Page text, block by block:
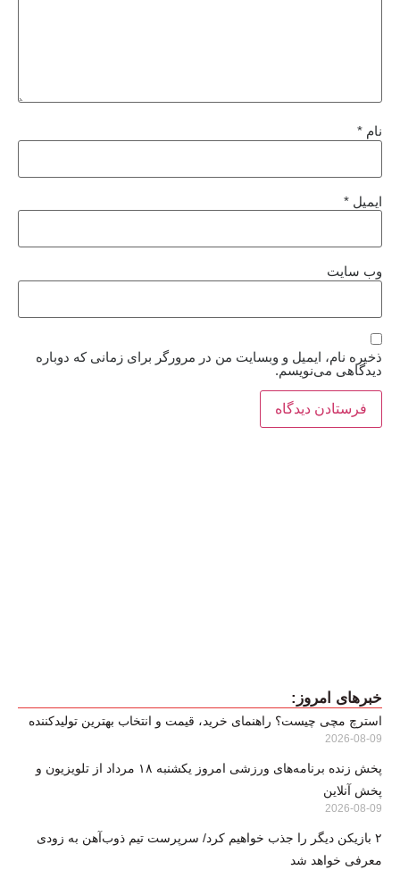
نام *
ایمیل *
وب‌ سایت
ذخیره نام، ایمیل و وبسایت من در مرورگر برای زمانی که دوباره
دیدگاهی می‌نویسم.
خبرهای امروز:
استرچ مچی چیست؟ راهنمای خرید، قیمت و انتخاب بهترین تولیدکننده
2026-08-09
پخش زنده برنامه‌های ورزشی امروز یکشنبه ۱۸ مرداد از تلویزیون و
پخش آنلاین
2026-08-09
۲ بازیکن دیگر را جذب خواهیم کرد/ سرپرست تیم ذوب‌آهن به زودی
معرفی خواهد شد